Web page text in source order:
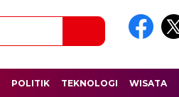
POLITIK TEKNOLOGI WISATA